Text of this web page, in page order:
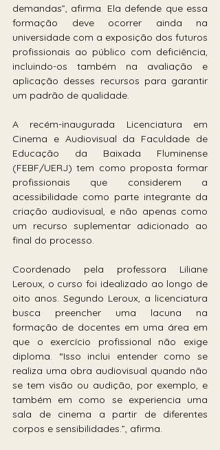
demandas”, afirma. Ela defende que essa
formação deve ocorrer ainda na
universidade com a exposição dos futuros
profissionais ao público com deficiência,
incluindo-os também na avaliação e
aplicação desses recursos para garantir
um padrão de qualidade.
A recém-inaugurada Licenciatura em
Cinema e Audiovisual da Faculdade de
Educação da Baixada Fluminense
(FEBF/UERJ) tem como proposta formar
profissionais que considerem a
acessibilidade como parte integrante da
criação audiovisual, e não apenas como
um recurso suplementar adicionado ao
final do processo.
Coordenado pela professora Liliane
Leroux, o curso foi idealizado ao longo de
oito anos. Segundo Leroux, a licenciatura
busca preencher uma lacuna na
formação de docentes em uma área em
que o exercício profissional não exige
diploma. “Isso inclui entender como se
realiza uma obra audiovisual quando não
se tem visão ou audição, por exemplo, e
também em como se experiencia uma
sala de cinema a partir de diferentes
corpos e sensibilidades.”, afirma.